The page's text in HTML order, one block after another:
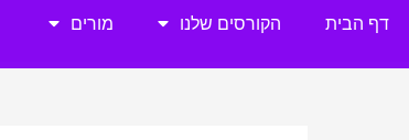
לתוכן
דף הבית הקורסים שלנו מורים